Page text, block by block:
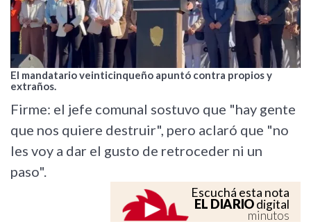
El mandatario veinticinqueño apuntó contra propios y
extraños.
Firme: el jefe comunal sostuvo que "hay gente
que nos quiere destruir", pero aclaró que "no
les voy a dar el gusto de retroceder ni un
paso".
Escuchá esta nota
EL DIARIOdigital
minutos